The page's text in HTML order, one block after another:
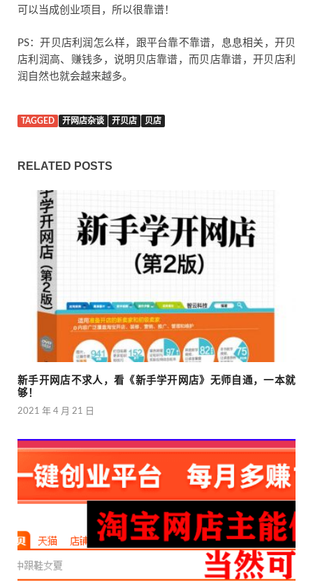
可以当成创业项目，所以很靠谱！
PS：开贝店利润怎么样，跟平台靠不靠谱，息息相关，开贝
店利润高、赚钱多，说明贝店靠谱，而贝店靠谱，开贝店利
润自然也就会越来越多。
TAGGED 开网店杂谈 开贝店 贝店
RELATED POSTS
新手开网店不求人，看《新手学开网店》无师自通，一本就
够！
2021 年 4 月 21 日